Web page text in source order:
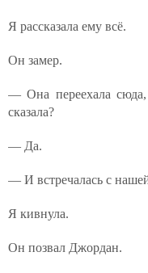
Я рассказала ему всё.
Он замер.
— Она переехала
сказала?
— Да.
— И встречалась с
Я кивнула.
Он позвал Джордан.